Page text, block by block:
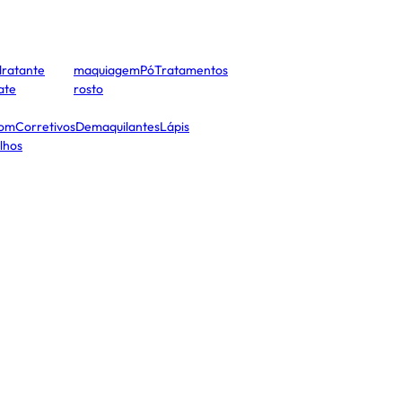
CorretivosDemaquilantesLápis
maquiagemPóTratamentos
rosto